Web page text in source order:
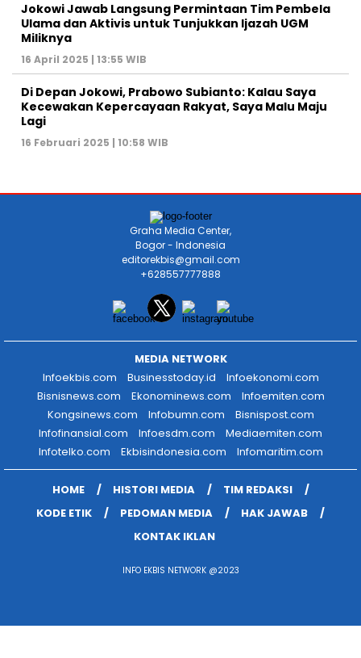
Jokowi Jawab Langsung Permintaan Tim Pembela
Ulama dan Aktivis untuk Tunjukkan Ijazah UGM
Miliknya
16 April 2025 | 13:55 WIB
Di Depan Jokowi, Prabowo Subianto: Kalau Saya
Kecewakan Kepercayaan Rakyat, Saya Malu Maju
Lagi
16 Februari 2025 | 10:58 WIB
Graha Media Center,
Bogor - Indonesia
editorekbis@gmail.com
+628557777888
MEDIA NETWORK
Infoekbis.com
Businesstoday.id
Infoekonomi.com
Bisnisnews.com
Ekonominews.com
Infoemiten.com
Kongsinews.com
Infobumn.com
Bisnispost.com
Infofinansial.com
Infoesdm.com
Mediaemiten.com
Infotelko.com
Ekbisindonesia.com Infomaritim.com
HOME HISTORI MEDIA
TIM REDAKSI
KODE ETIK
PEDOMAN MEDIA
HAK JAWAB
KONTAK IKLAN
INFO EKBIS NETWORK @2023